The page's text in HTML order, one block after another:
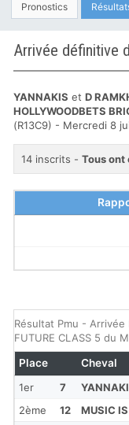
Pronostics
YANNAKIS et D
HOLLYWOODBETS
(R13C9) - Mercredi 8
14 inscrits - Tous ont
Résultat Pmu - Arrivée
FUTURE CLASS 5 du
1er 7
2ème
12 MUSIC
Place Cheval